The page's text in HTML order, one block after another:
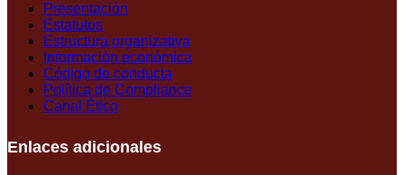
Presentación
Estatutos
Estructura organizativa
Información económica
Código de conducta
Política de Compliance
Canal Ético
Enlaces adicionales